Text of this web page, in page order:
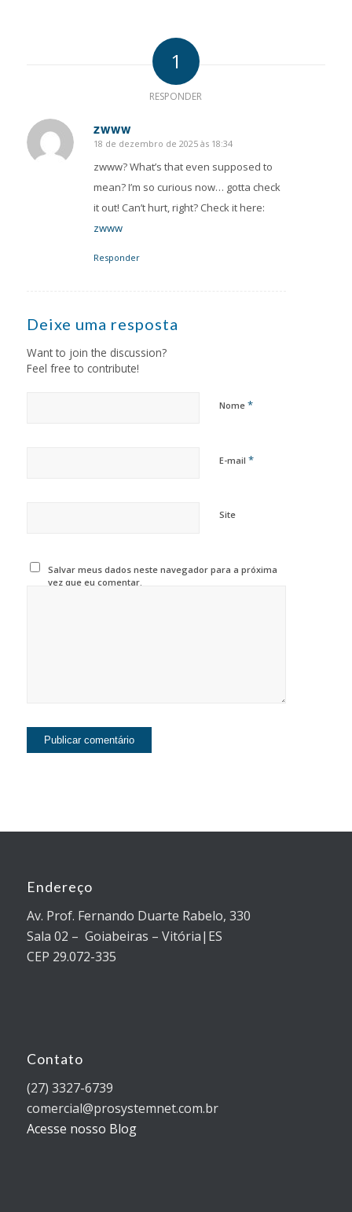
1
RESPONDER
zwww
says:
18 de dezembro de 2025 às 18:34
zwww? What’s that even supposed to
mean? I’m so curious now… gotta check
it out! Can’t hurt, right? Check it here:
zwww
Responder
Deixe uma resposta
Want to join the discussion?
Feel free to contribute!
Nome *
E-mail *
Site
Salvar meus dados neste navegador para a próxima
vez que eu comentar.
Endereço
Av. Prof. Fernando Duarte Rabelo, 330
Sala 02 – Goiabeiras – Vitória|ES
CEP 29.072-335
Contato
(27) 3327-6739
comercial@prosystemnet.com.br
Acesse nosso Blog